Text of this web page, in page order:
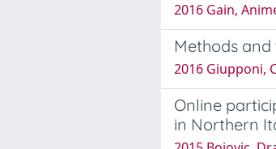
2016 Gain,
Methods
2016 Giupponi,
Online
in Northern